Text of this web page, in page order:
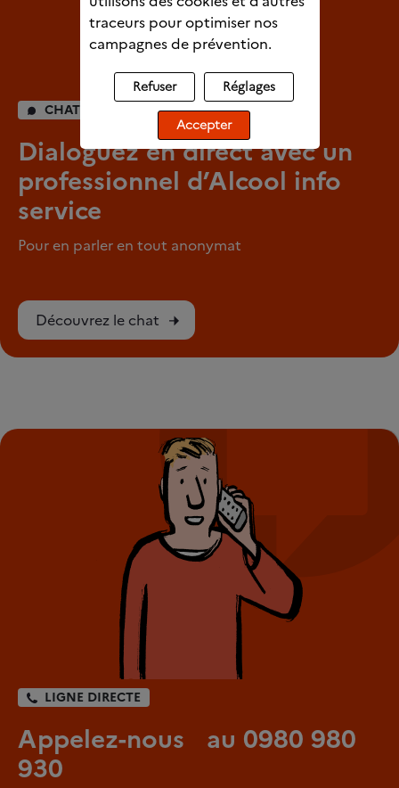
CHAT INDIVIDUEL
Dialoguez en direct avec un
professionnel d’Alcool info
service
Pour en parler en tout anonymat
Découvrez le chat
LIGNE DIRECTE
Appelez-nous au 0980 980
930
traceurs pour optimiser nos
campagnes de prévention.
Refuser Réglages
Accepter